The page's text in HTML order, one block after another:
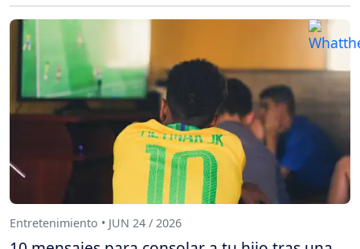
Entretenimiento • JUN 24 / 2026